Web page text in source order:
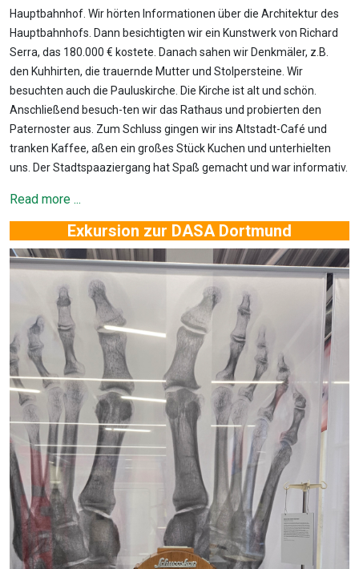
Hauptbahnhof. Wir hörten Informationen über die Architektur des
Hauptbahnhofs. Dann besichtigten wir ein Kunstwerk von Richard
Serra, das 180.000 € kostete. Danach sahen wir Denkmäler, z.B.
den Kuhhirten, die trauernde Mutter und Stolpersteine. Wir
besuchten auch die Pauluskirche. Die Kirche ist alt und schön.
Anschließend besuch-ten wir das Rathaus und probierten den
Paternoster aus. Zum Schluss gingen wir ins Altstadt-Café und
tranken Kaffee, aßen ein großes Stück Kuchen und unterhielten
uns. Der Stadtspaaziergang hat Spaß gemacht und war informativ.
Read more ...
Exkursion zur DASA Dortmund